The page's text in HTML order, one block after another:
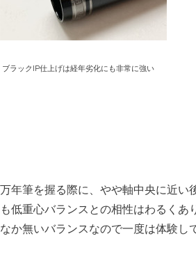
ブラックIP仕上げは経年劣化にも非常に強い
万年筆を握る際に、やや軸中央に近
も低重心バランスとの相性はわるく
なか無いバランスなので一度は体験し